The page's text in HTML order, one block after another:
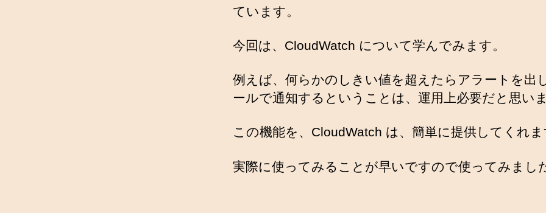
ています。
今回は、CloudWatch について学んでみます。
例えば、何らかのしきい値を超えたらアラートを出
ールで通知するということは、運用上必要だと思い
この機能を、CloudWatch は、簡単に提供してくれ
実際に使ってみることが早いですので使ってみまし